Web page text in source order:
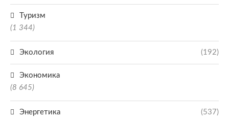
Туризм
(1 344)
Экология (192)
Экономика
(8 645)
Энергетика (537)